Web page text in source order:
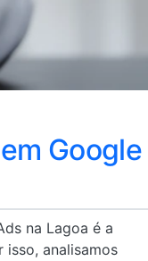
Google
na Lagoa é a
isso, analisamos